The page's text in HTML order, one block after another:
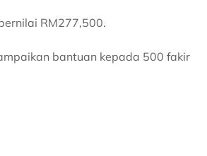
RM277,500.
bantuan kepada 500 fakir